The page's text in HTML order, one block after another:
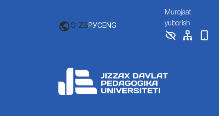
O'ZB РУСENG
Murojaat
yuborish